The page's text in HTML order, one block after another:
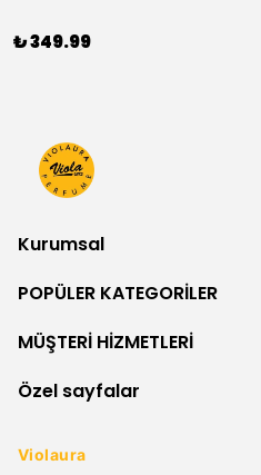
₺ 349.99
Kurumsal
POPÜLER KATEGORİLER
MÜŞTERİ HİZMETLERİ
Özel sayfalar
Violaura